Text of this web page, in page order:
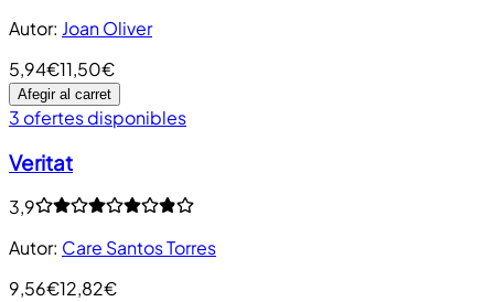
Autor: Joan Oliver
5,94€11,50€
Afegir al carret
3 ofertes disponibles
Veritat
3,9
Autor: Care Santos Torres
9,56€12,82€